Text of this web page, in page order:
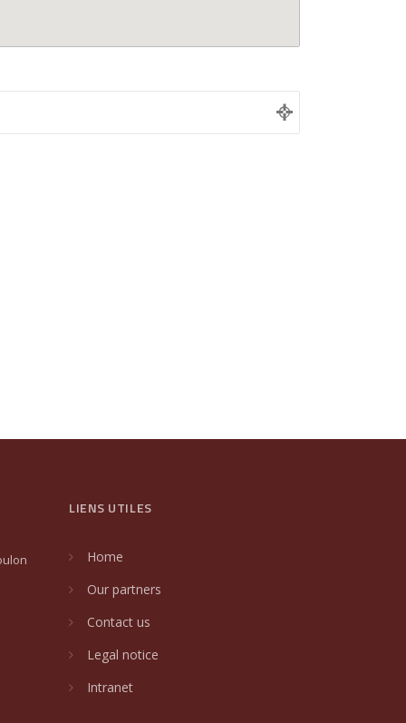
LIENS UTILES
Home
Our partners
Contact us
Legal notice
Intranet